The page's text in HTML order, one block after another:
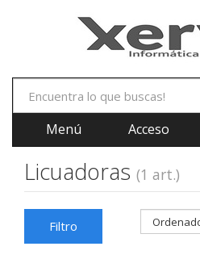
Menú Acceso
Licuadoras (1 art.)
Filtro